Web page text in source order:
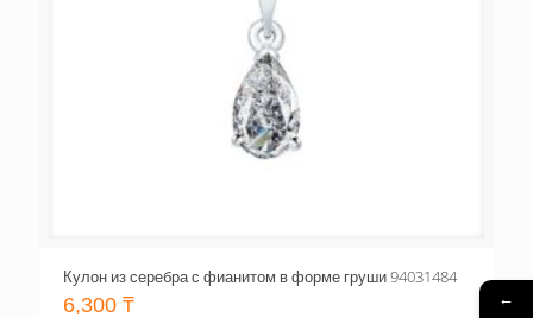
Кулон из серебра с фианитом в форме груши 94031484
6,300 ₸ ←